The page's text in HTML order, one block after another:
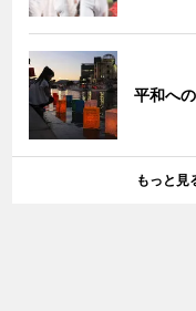
平和へ
もっと見